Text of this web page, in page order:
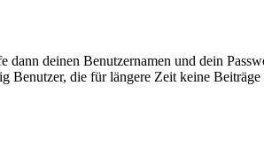
deinen Benutzernamen und dein
die für längere Zeit keine